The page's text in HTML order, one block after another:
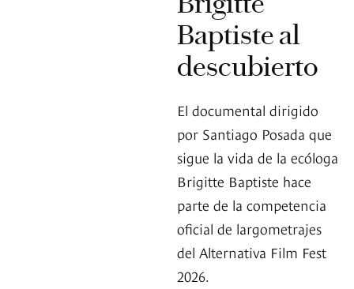
Baptiste al
descubierto
El documental dirigido
por Santiago Posada que
sigue la vida de la ecóloga
Brigitte Baptiste hace
parte de la competencia
oficial de largometrajes
del Alternativa Film Fest
2026.